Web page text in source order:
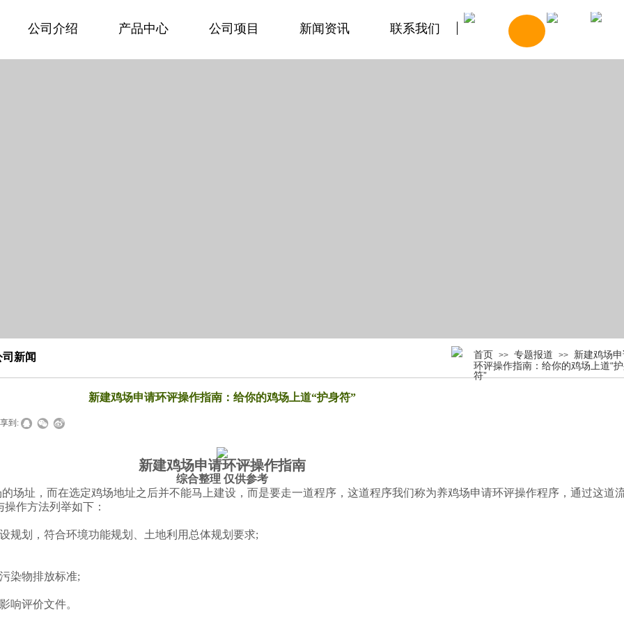
公司介绍 产品中心 公司项目 新闻资讯 联系我们
首页 >> 专题报道 >>
新建鸡场
环评操作指南：给你的鸡场上道“
符”
司新闻
新建鸡场申请环评操作指南：给你的鸡场上道“护身符”
到:
新建鸡场申请环评操作指南
综合整理 仅供参考
址，而在选定鸡场地址之后并不能马上建设，而是要走一道程序，这道程序我们称为养鸡场申请环评操作程序，通过这道
作方法列举如下：
规划，符合环境功能规划、土地利用总体规划要求;
染物排放标准;
响评价文件。